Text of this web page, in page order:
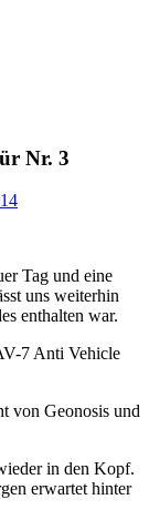
Nr. 3
Tag und eine
uns weiterhin
enthalten war.
7 Anti Vehicle
von Geonosis und
in den Kopf.
erwartet hinter